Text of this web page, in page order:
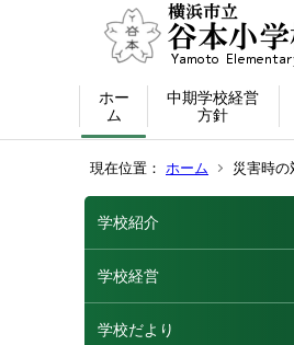
ホー
ム
中期学校経営
方針
現在位置： ホーム 災害時の
学校紹介
学校経営
学校だより